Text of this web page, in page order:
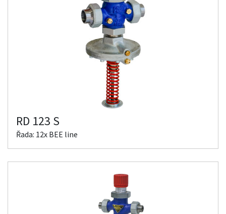
RD 123 S
Řada: 12x BEE line